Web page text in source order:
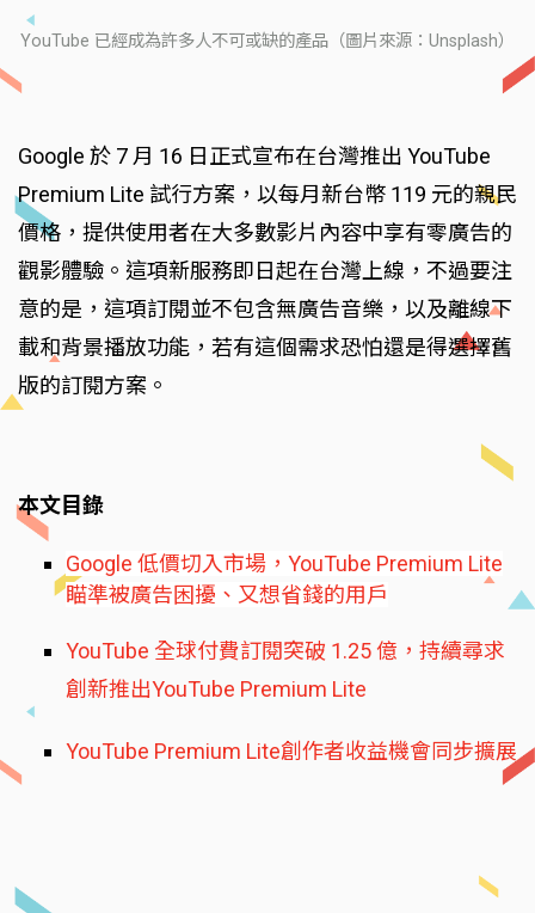
YouTube 已經成為許多人不可或缺的產品（圖片來源：Unsplash）
Google 於 7 月 16 日正式宣布在台灣推出 YouTube
Premium Lite 試行方案，以每月新台幣 119 元的親民
價格，提供使用者在大多數影片內容中享有零廣告的
觀影體驗。這項新服務即日起在台灣上線，不過要注
意的是，這項訂閱並不包含無廣告音樂，以及離線下
載和背景播放功能，若有這個需求恐怕還是得選擇舊
版的訂閱方案。
本文目錄
Google 低價切入市場，YouTube Premium Lite
瞄準被廣告困擾、又想省錢的用戶
YouTube 全球付費訂閱突破 1.25 億，持續尋求
創新推出YouTube Premium Lite
YouTube Premium Lite創作者收益機會同步擴展